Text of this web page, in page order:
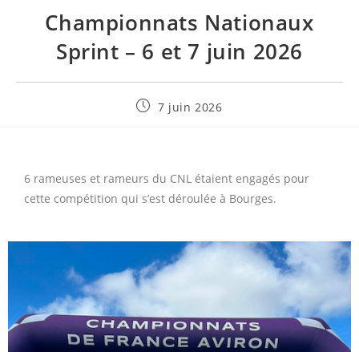
Championnats Nationaux
Sprint – 6 et 7 juin 2026
7 juin 2026
6 rameuses et rameurs du CNL étaient engagés pour
cette compétition qui s’est déroulée à Bourges.